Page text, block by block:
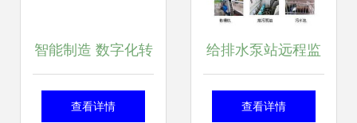
智能制造 数字化转
型下智慧工厂建设
查看详情
给排水泵站远程监
控系统 信息系统集
查看详情